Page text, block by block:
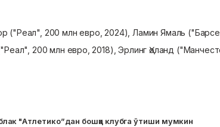
("Реал", 200 млн евро, 2024), Ламин Ямаль
200 млн евро, 2018), Эрлинг Ҳоланд
"Атлетико”дан бошқа клубга ўтиши мумкин